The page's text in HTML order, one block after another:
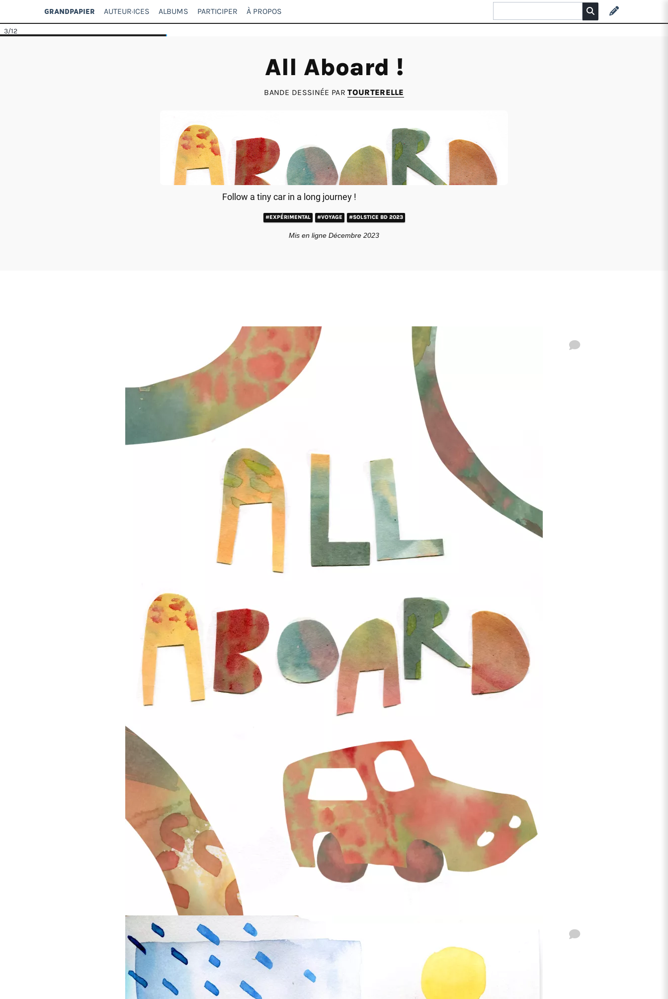
GRANDPAPIER AUTEUR·ICES ALBUMS PARTICIPER À PROPOS
3/12
All Aboard !
BANDE DESSINÉE PARTOURTERELLE
Follow a tiny car in a long journey !
#EXPÉRIMENTAL #VOYAGE #SOLSTICE BD 2023
Mis en ligne Décembre 2023